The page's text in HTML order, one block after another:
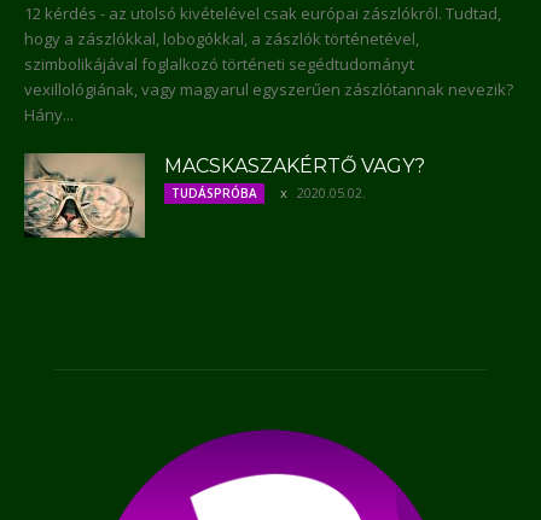
12 kérdés - az utolsó kivételével csak európai zászlókról. Tudtad,
hogy a zászlókkal, lobogókkal, a zászlók történetével,
szimbolikájával foglalkozó történeti segédtudományt
vexillológiának, vagy magyarul egyszerűen zászlótannak nevezik?
Hány...
MACSKASZAKÉRTŐ VAGY?
TUDÁSPRÓBA 2020.05.02.